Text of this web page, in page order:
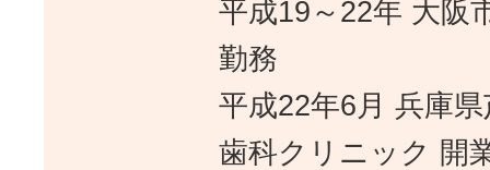
平成19～22年 大阪
勤務
平成22年6月 兵庫
歯科クリニック 開